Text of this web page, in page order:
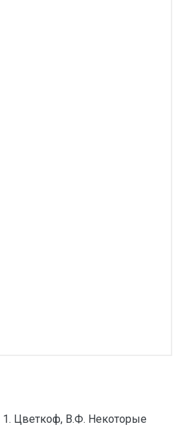
1. Цветкоф, В.Ф. Некоторые